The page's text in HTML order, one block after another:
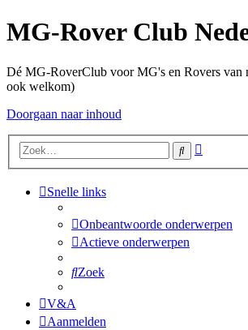
MG-Rover Club
Dé MG-RoverClub voor MG's en Rovers van
ook welkom)
Doorgaan naar inhoud
Zoek
Snelle links
Onbeantwoorde onderwerpen
Actieve onderwerpen
Zoek
V&A
Aanmelden